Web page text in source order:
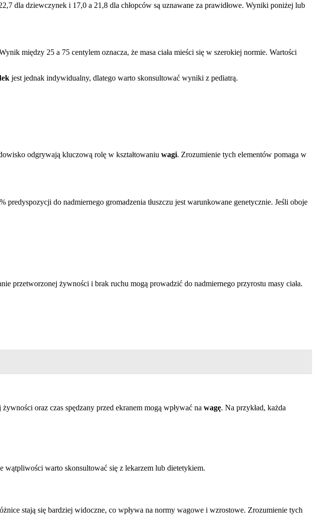
dla dziewczynek i 17,0 a 21,8 dla chłopców są uznawane za prawidłowe. Wyniki poniżej lub
między 25 a 75 centylem oznacza, że masa ciała mieści się w szerokiej normie. Wartości
jest jednak indywidualny, dlatego warto skonsultować wyniki z pediatrą.
odgrywają kluczową rolę w kształtowaniu wagi. Zrozumienie tych elementów pomaga w
do nadmiernego gromadzenia tłuszczu jest warunkowane genetycznie. Jeśli oboje
przetworzonej żywności i brak ruchu mogą prowadzić do nadmiernego przyrostu masy ciała.
oraz czas spędzany przed ekranem mogą wpływać na wagę. Na przykład, każda
wątpliwości warto skonsultować się z lekarzem lub dietetykiem.
stają się bardziej widoczne, co wpływa na normy wagowe i wzrostowe. Zrozumienie tych